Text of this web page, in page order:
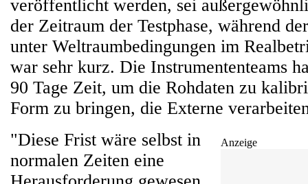
veröffentlicht werden, sei
der Zeitraum der Testphase, während
unter Weltraumbedingungen im
war sehr kurz. Die Instrumententeams
90 Tage Zeit, um die Rohdaten zu
Form zu bringen, die Externe
Anzeige
"Diese Frist wäre selbst in
normalen Zeiten eine